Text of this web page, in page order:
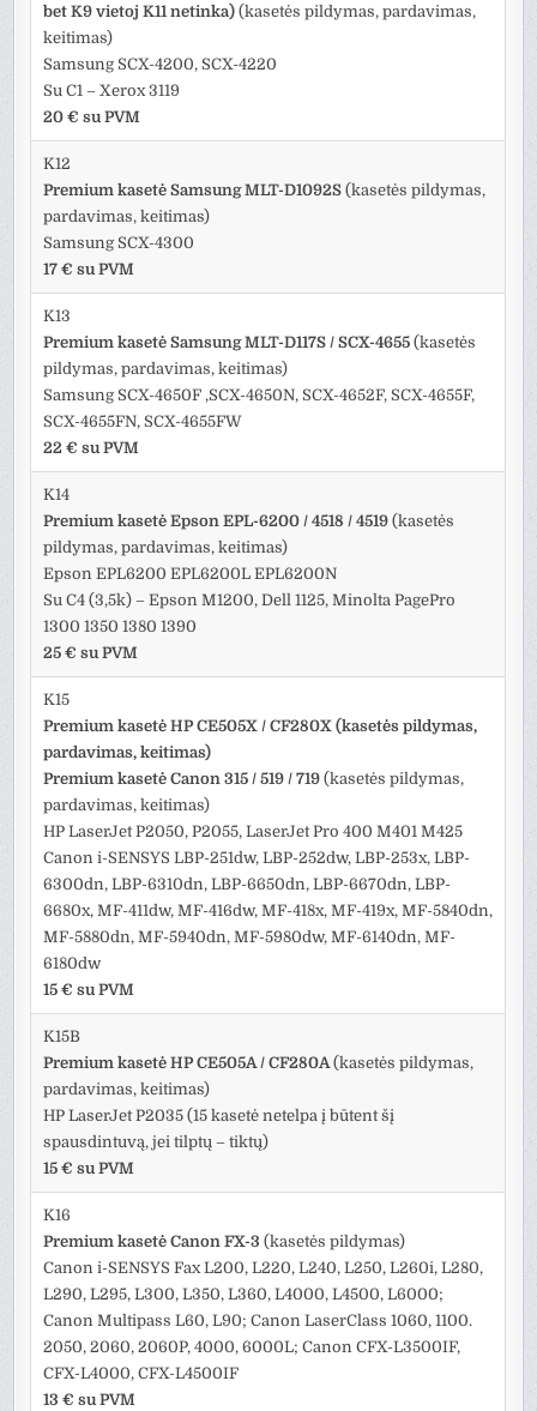
bet K9 vietoj K11 netinka) (kasetės pildymas, pardavimas,
keitimas)
Samsung SCX-4200, SCX-4220
Su C1 – Xerox 3119
20 € su PVM
K12
Premium kasetė Samsung MLT-D1092S (kasetės pildymas,
pardavimas, keitimas)
Samsung SCX-4300
17 € su PVM
K13
Premium kasetė Samsung MLT-D117S / SCX-4655 (kasetės
pildymas, pardavimas, keitimas)
Samsung SCX-4650F ,SCX-4650N, SCX-4652F, SCX-4655F,
SCX-4655FN, SCX-4655FW
22 € su PVM
K14
Premium kasetė Epson EPL-6200 / 4518 / 4519 (kasetės
pildymas, pardavimas, keitimas)
Epson EPL6200 EPL6200L EPL6200N
Su C4 (3,5k) – Epson M1200, Dell 1125, Minolta PagePro
1300 1350 1380 1390
25 € su PVM
K15
Premium kasetė HP CE505X / CF280X (kasetės pildymas,
pardavimas, keitimas)
Premium kasetė Canon 315 / 519 / 719 (kasetės pildymas,
pardavimas, keitimas)
HP LaserJet P2050, P2055, LaserJet Pro 400 M401 M425
Canon i-SENSYS LBP-251dw, LBP-252dw, LBP-253x, LBP-
6300dn, LBP-6310dn, LBP-6650dn, LBP-6670dn, LBP-
6680x, MF-411dw, MF-416dw, MF-418x, MF-419x, MF-5840dn,
MF-5880dn, MF-5940dn, MF-5980dw, MF-6140dn, MF-
6180dw
15 € su PVM
K15B
Premium kasetė HP CE505A / CF280A(kasetės pildymas,
pardavimas, keitimas)
HP LaserJet P2035 (15 kasetė netelpa į būtent šį
spausdintuvą, jei tilptų – tiktų)
15 € su PVM
K16
Premium kasetė Canon FX-3 (kasetės pildymas)
Canon i-SENSYS Fax L200, L220, L240, L250, L260i, L280,
L290, L295, L300, L350, L360, L4000, L4500, L6000;
Canon Multipass L60, L90; Canon LaserClass 1060, 1100.
2050, 2060, 2060P, 4000, 6000L; Canon CFX-L3500IF,
CFX-L4000, CFX-L4500IF
13 € su PVM